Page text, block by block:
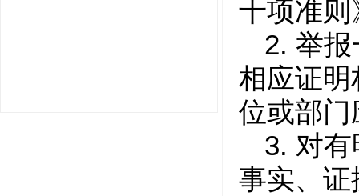
十项准
2. 举
相应证
位或部
3. 对
事实、